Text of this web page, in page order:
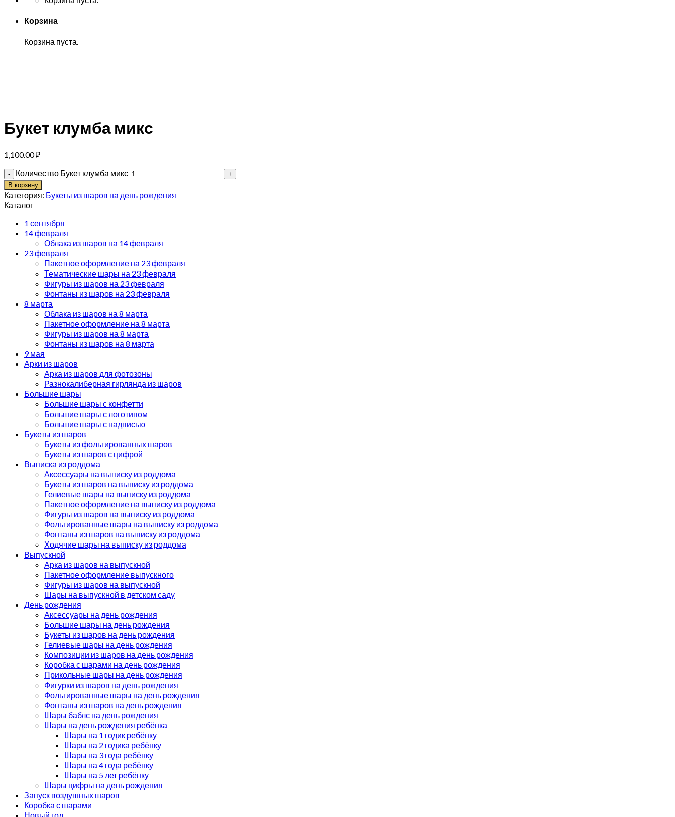
Корзина
Корзина пуста.
Букет клумба микс
1,100.00₽
Количество Букет клумба микс
В корзину
Категория: Букеты из шаров на день рождения
Каталог
1 сентября
14 февраля
Облака из шаров на 14 февраля
23 февраля
Пакетное оформление на 23 февраля
Тематические шары на 23 февраля
Фигуры из шаров на 23 февраля
Фонтаны из шаров на 23 февраля
8 марта
Облака из шаров на 8 марта
Пакетное оформление на 8 марта
Фигуры из шаров на 8 марта
Фонтаны из шаров на 8 марта
9 мая
Арки из шаров
Арка из шаров для фотозоны
Разнокалиберная гирлянда из шаров
Большие шары
Большие шары с конфетти
Большие шары с логотипом
Большие шары с надписью
Букеты из шаров
Букеты из фольгированных шаров
Букеты из шаров с цифрой
Выписка из роддома
Аксессуары на выписку из роддома
Букеты из шаров на выписку из роддома
Гелиевые шары на выписку из роддома
Пакетное оформление на выписку из роддома
Фигуры из шаров на выписку из роддома
Фольгированные шары на выписку из роддома
Фонтаны из шаров на выписку из роддома
Ходячие шары на выписку из роддома
Выпускной
Арка из шаров на выпускной
Пакетное оформление выпускного
Фигуры из шаров на выпускной
Шары на выпускной в детском саду
День рождения
Аксессуары на день рождения
Большие шары на день рождения
Букеты из шаров на день рождения
Гелиевые шары на день рождения
Композиции из шаров на день рождения
Коробка с шарами на день рождения
Прикольные шары на день рождения
Фигурки из шаров на день рождения
Фольгированные шары на день рождения
Фонтаны из шаров на день рождения
Шары баблс на день рождения
Шары на день рождения ребёнка
Шары на 1 годик ребёнку
Шары на 2 годика ребёнку
Шары на 3 года ребёнку
Шары на 4 года ребёнку
Шары на 5 лет ребёнку
Шары цифры на день рождения
Запуск воздушных шаров
Коробка с шарами